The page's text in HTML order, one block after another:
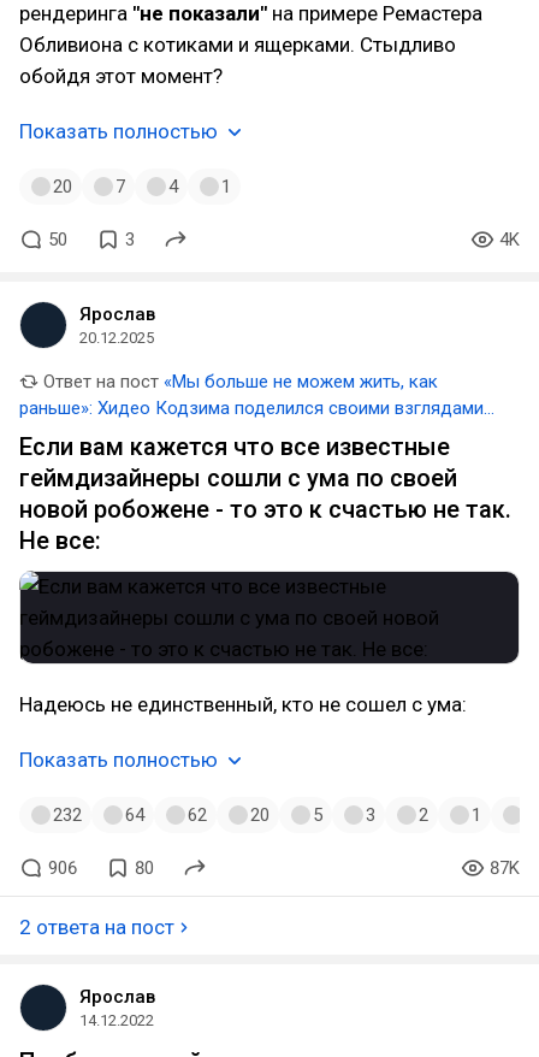
рендеринга "не показали" на примере Ремастера
Обливиона с котиками и ящерками. Стыдливо
обойдя этот момент?
Показать полностью
20 7 4 1
50 3 4K
Ярослав
20.12.2025
Ответ на пост «Мы больше не можем жить, как
раньше»: Хидео Кодзима поделился своими взглядами
на искусственный интеллект
Если вам кажется что все известные
геймдизайнеры сошли с ума по своей
новой робожене - то это к счастью не так.
Не все:
Надеюсь не единственный, кто не сошел с ума:
Показать полностью
232 64 62 20 5 3 2 1
906 80 87K
2 ответа на пост
Ярослав
14.12.2022